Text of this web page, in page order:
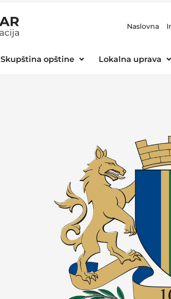
Naslovna
Skupština opštine Lokalna uprava